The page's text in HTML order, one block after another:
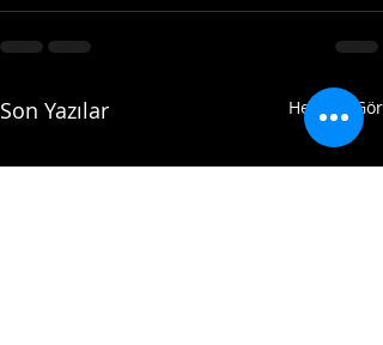
Son Yazılar Hepsini Gör